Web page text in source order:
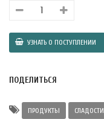
в
Укрепление
ПОДЕЛИТЬСЯ
ПРОДУКТЫ СЛАДОСТИ